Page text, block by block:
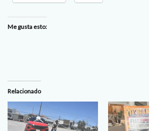
Me gusta esto:
Relacionado